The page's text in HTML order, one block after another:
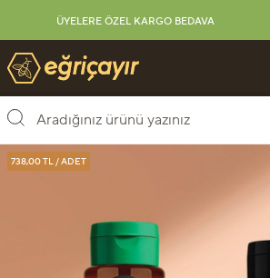
ÜYELERE ÖZEL KARGO BEDAVA
Eğriçayır Organik Arı Ürünleri
738,00 TL / ADET